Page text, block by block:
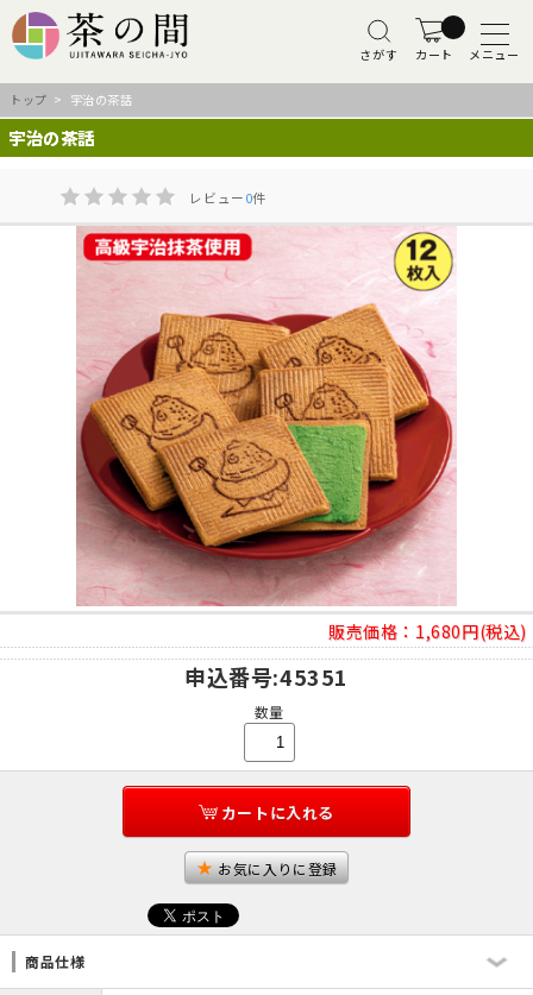
さがす カート メニュー
トップ > 宇治の茶話
宇治の茶話
レビュー0件
販売価格： 1,680円(税込)
申込番号:45351
数量
カートに入れる
お気に入りに登録
商品仕様